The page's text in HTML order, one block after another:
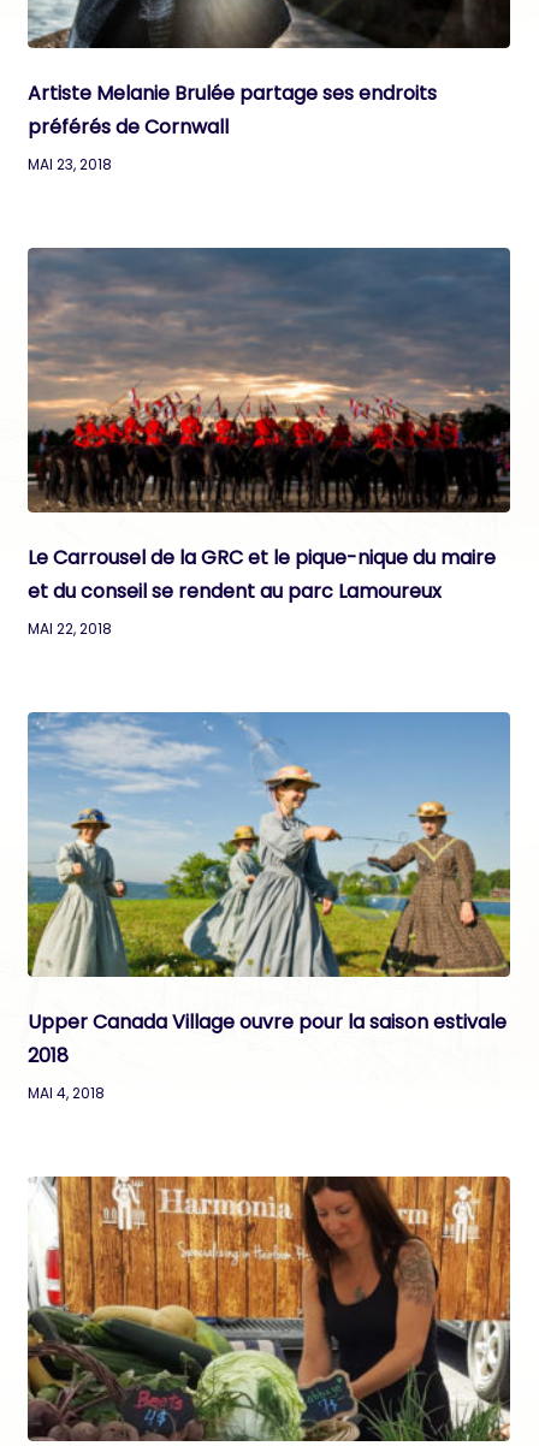
Artiste Melanie Brulée partage ses endroits
préférés de Cornwall
MAI 23, 2018
Le Carrousel de la GRC et le pique-nique du maire
et du conseil se rendent au parc Lamoureux
MAI 22, 2018
Upper Canada Village ouvre pour la saison estivale
2018
MAI 4, 2018